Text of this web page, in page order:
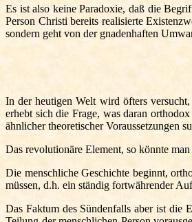
Es ist also keine Paradoxie, daß die
Person Christi bereits realisierte
sondern geht von der gnadenhaften
In der heutigen Welt wird öfters
erhebt sich die Frage, was daran
ähnlicher theoretischer Voraussetzungen
Das revolutionäre Element, so könnte
Die menschliche Geschichte beginnt,
müssen, d.h. ein ständig fortwährender
Das Faktum des Sündenfalls aber ist die